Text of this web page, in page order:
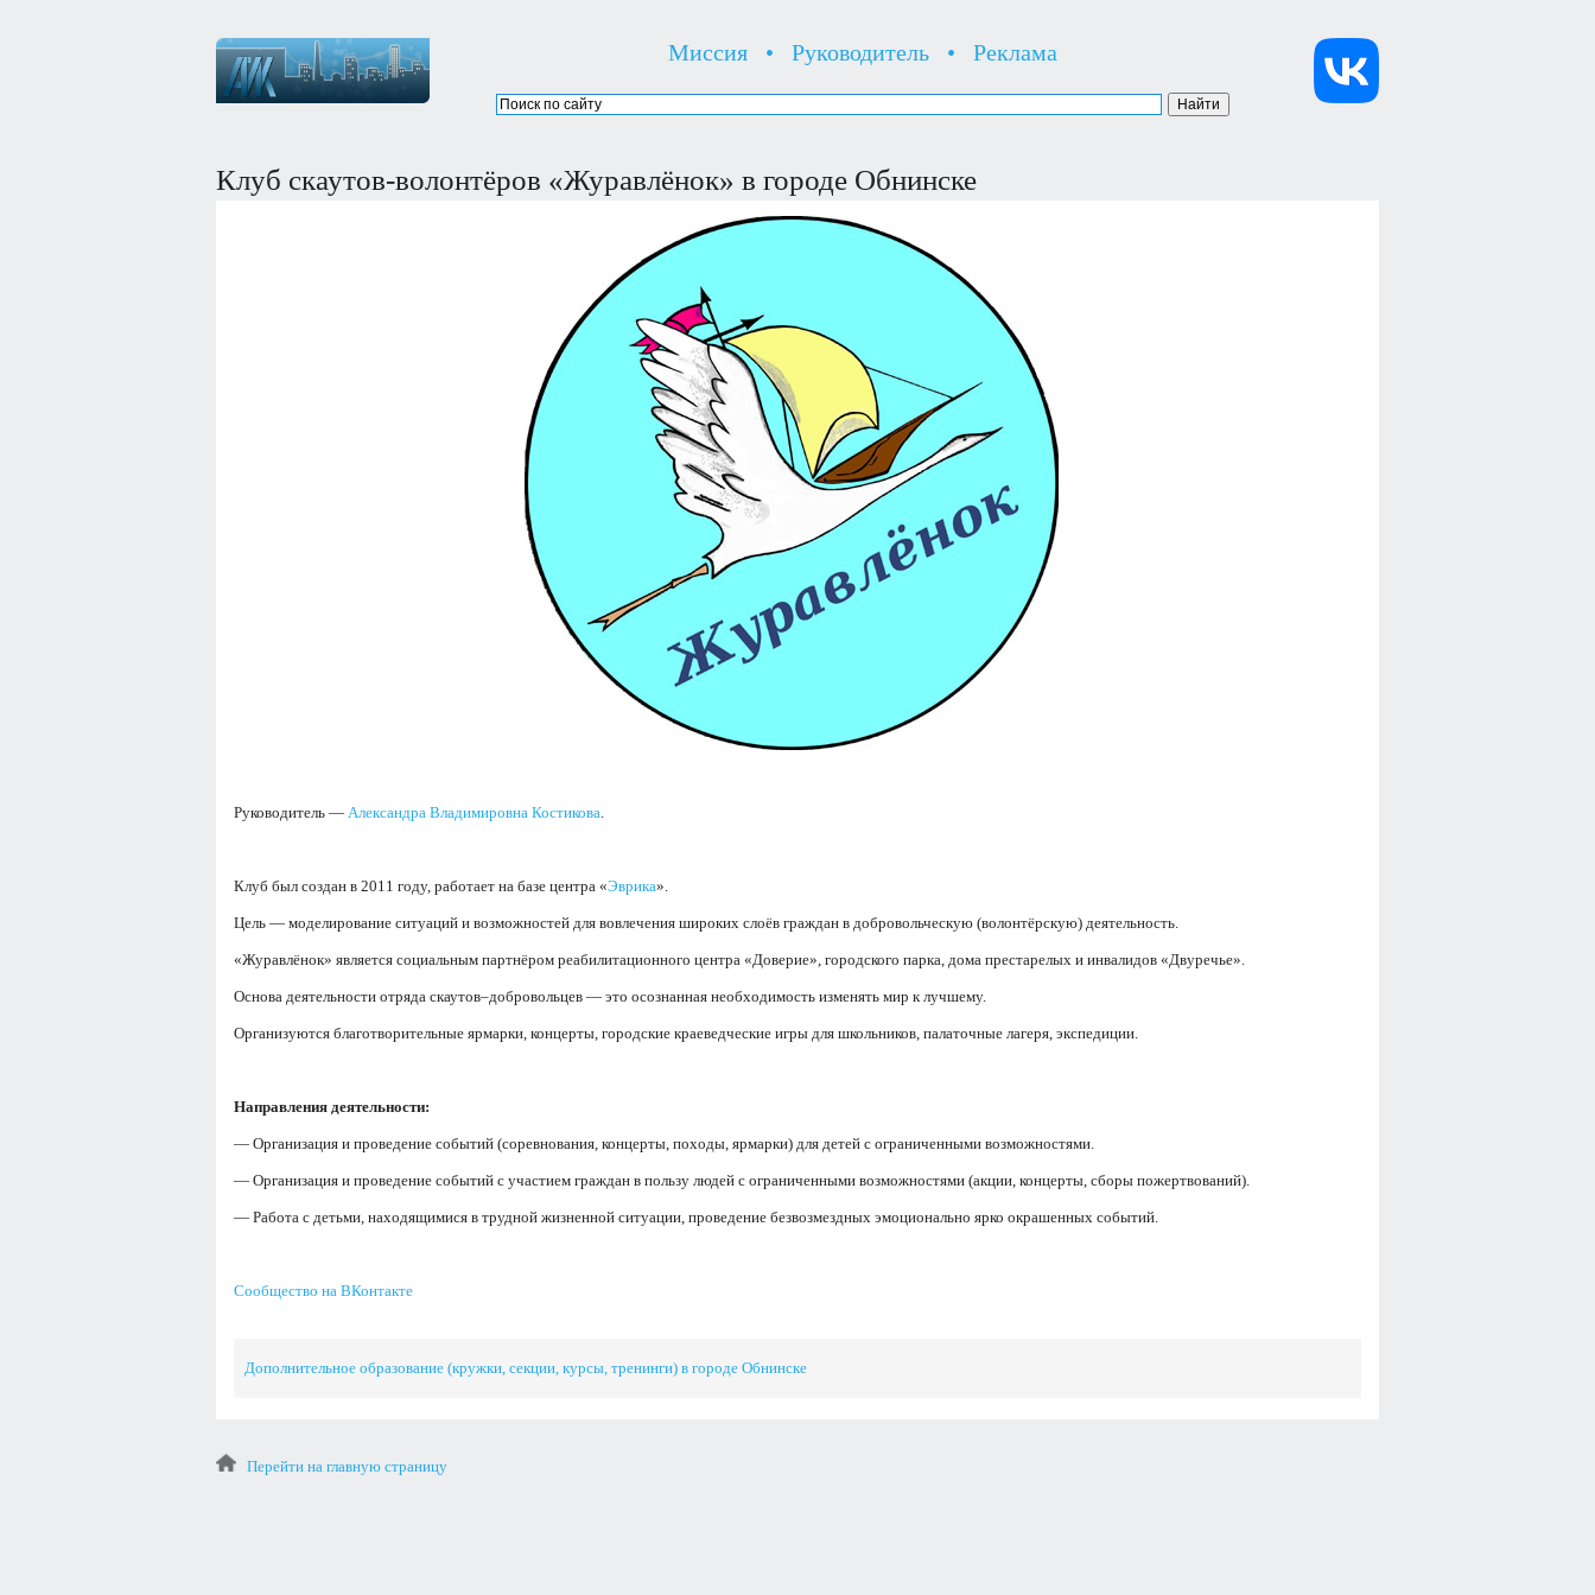
Миссия • Руководитель • Реклама
Клуб скаутов-волонтёров «Журавлёнок» в городе Обнинске
Руководитель — Александра Владимировна Костикова.
Клуб был создан в 2011 году, работает на базе центра «Эврика».
Цель — моделирование ситуаций и возможностей для вовлечения широких слоёв граждан в добровольческую (волонтёрскую) деятельность.
«Журавлёнок» является социальным партнёром реабилитационного центра «Доверие», городского парка, дома престарелых и инвалидов «Двуречье».
Основа деятельности отряда скаутов–добровольцев — это осознанная необходимость изменять мир к лучшему.
Организуются благотворительные ярмарки, концерты, городские краеведческие игры для школьников, палаточные лагеря, экспедиции.
Направления деятельности:
— Организация и проведение событий (соревнования, концерты, походы, ярмарки) для детей с ограниченными возможностями.
— Организация и проведение событий с участием граждан в пользу людей с ограниченными возможностями (акции, концерты, сборы пожертвований).
— Работа с детьми, находящимися в трудной жизненной ситуации, проведение безвозмездных эмоционально ярко окрашенных событий.
Сообщество на ВКонтакте
Дополнительное образование (кружки, секции, курсы, тренинги) в городе Обнинске
Перейти на главную страницу